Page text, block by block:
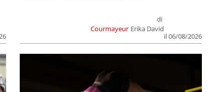
Courmayeur
di
Erika David
il 06/08/2026